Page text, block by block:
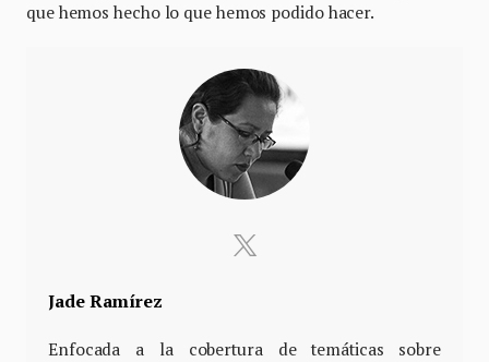
que hemos hecho lo que hemos podido hacer.
Jade Ramírez
Enfocada a la cobertura de temáticas sobre